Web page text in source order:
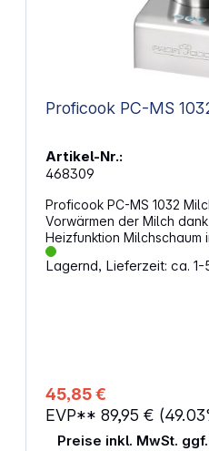
Proficook PC-MS
Artikel-Nr.:
468309
Proficook PC-MS 1032 Milchaufschäumer Kein
Vorwärmen der Milch
Heizfunktion Milchschaum in Sekundenschnelle
Geeignet auch für heiße
Verdecktes Heizelement 3 beleuchtete
Spritzschutzfunktion Inkl. im Gehäuse integriertem
Ersatzquirl/Rühraufsatz Rührgefäß und Deckel zur
einfachen Reinigung
spülmaschinengeeignet
Lagernd, Lieferzeit: ca.
45,85 €
EVP** 89,95 €
Preise inkl. MwSt.